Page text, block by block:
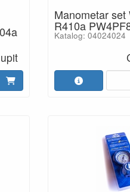
Manometar set
R410a
Katalog: 04024024